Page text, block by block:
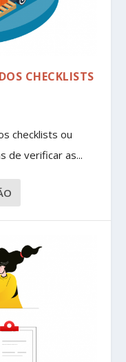
CHECKLISTS
checklists ou
de verificar as...